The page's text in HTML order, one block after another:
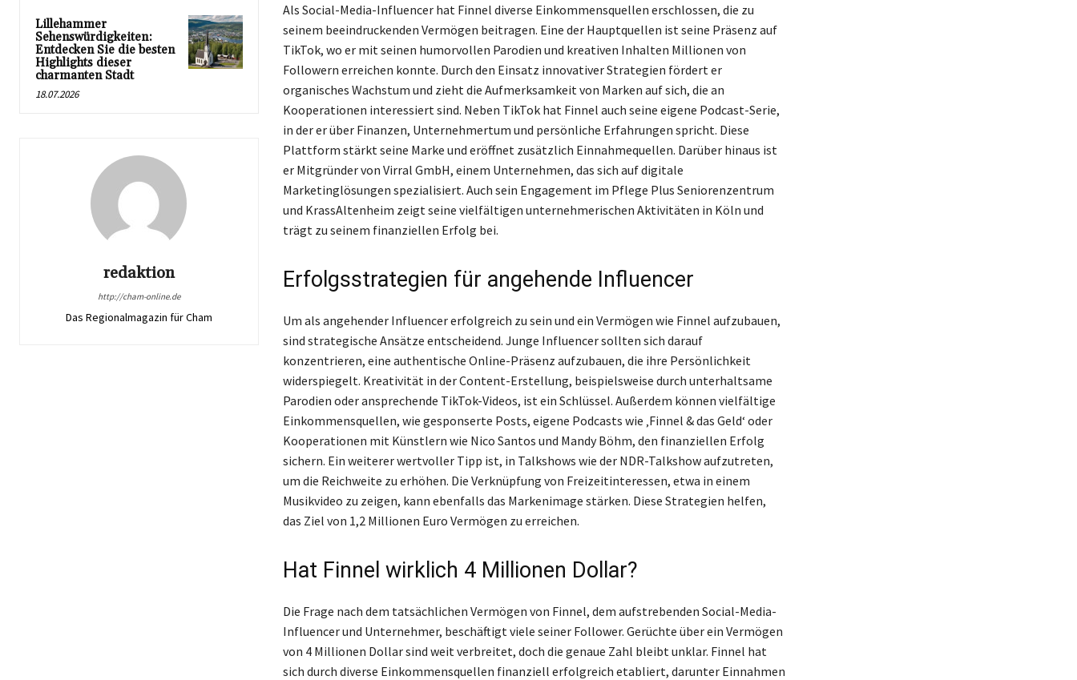
Lillehammer
Sehenswürdigkeiten:
Entdecken Sie die besten
Highlights dieser
charmanten Stadt
18.07.2026
redaktion
http://cham-online.de
Das Regionalmagazin für Cham
Als Social-Media-Influencer hat Finnel diverse Einkommensquellen erschlossen, die zu
seinem beeindruckenden Vermögen beitragen. Eine der Hauptquellen ist seine Präsenz auf
TikTok, wo er mit seinen humorvollen Parodien und kreativen Inhalten Millionen von
Followern erreichen konnte. Durch den Einsatz innovativer Strategien fördert er
organisches Wachstum und zieht die Aufmerksamkeit von Marken auf sich, die an
Kooperationen interessiert sind. Neben TikTok hat Finnel auch seine eigene Podcast-Serie,
in der er über Finanzen, Unternehmertum und persönliche Erfahrungen spricht. Diese
Plattform stärkt seine Marke und eröffnet zusätzlich Einnahmequellen. Darüber hinaus ist
er Mitgründer von Virral GmbH, einem Unternehmen, das sich auf digitale
Marketinglösungen spezialisiert. Auch sein Engagement im Pflege Plus Seniorenzentrum
und KrassAltenheim zeigt seine vielfältigen unternehmerischen Aktivitäten in Köln und
trägt zu seinem finanziellen Erfolg bei.
Erfolgsstrategien für angehende Influencer
Um als angehender Influencer erfolgreich zu sein und ein Vermögen wie Finnel aufzubauen,
sind strategische Ansätze entscheidend. Junge Influencer sollten sich darauf
konzentrieren, eine authentische Online-Präsenz aufzubauen, die ihre Persönlichkeit
widerspiegelt. Kreativität in der Content-Erstellung, beispielsweise durch unterhaltsame
Parodien oder ansprechende TikTok-Videos, ist ein Schlüssel. Außerdem können vielfältige
Einkommensquellen, wie gesponserte Posts, eigene Podcasts wie ‚Finnel & das Geld‘ oder
Kooperationen mit Künstlern wie Nico Santos und Mandy Böhm, den finanziellen Erfolg
sichern. Ein weiterer wertvoller Tipp ist, in Talkshows wie der NDR-Talkshow aufzutreten,
um die Reichweite zu erhöhen. Die Verknüpfung von Freizeitinteressen, etwa in einem
Musikvideo zu zeigen, kann ebenfalls das Markenimage stärken. Diese Strategien helfen,
das Ziel von 1,2 Millionen Euro Vermögen zu erreichen.
Hat Finnel wirklich 4 Millionen Dollar?
Die Frage nach dem tatsächlichen Vermögen von Finnel, dem aufstrebenden Social-Media-
Influencer und Unternehmer, beschäftigt viele seiner Follower. Gerüchte über ein Vermögen
von 4 Millionen Dollar sind weit verbreitet, doch die genaue Zahl bleibt unklar. Finnel hat
sich durch diverse Einkommensquellen finanziell erfolgreich etabliert, darunter Einnahmen